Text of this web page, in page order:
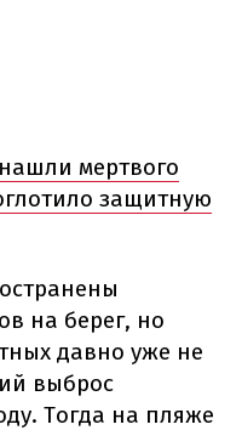
мертвого
защитную
на берег, но
давно уже не
выброс
Тогда на пляже